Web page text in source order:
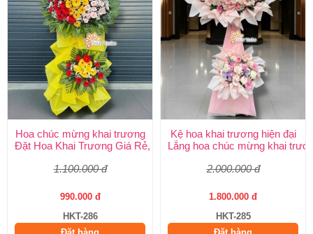
Hoa chúc mừng khai trương
Đặt Hoa Khai Trương Giá Rẻ, Đẹp Sang Trọng – Shop Hoa Khai
1.100.000 đ
990.000 đ
HKT-286
Kệ hoa khai trương hiện đại
Lẵng hoa chúc mừng khai
2.000.000 đ
1.800.000 đ
HKT-285